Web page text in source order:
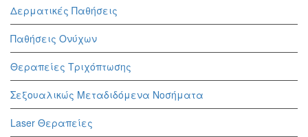
Δερματικές Παθήσεις
Παθήσεις Ονύχων
Θεραπείες Τριχόπτωσης
Σεξουαλικώς Μεταδιδόμενα Νοσήματα
Laser Θεραπείες